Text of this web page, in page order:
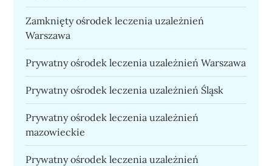
Zamknięty ośrodek leczenia uzależnień
Warszawa
Prywatny ośrodek leczenia uzależnień Warszawa
Prywatny ośrodek leczenia uzależnień Śląsk
Prywatny ośrodek leczenia uzależnień
mazowieckie
Prywatny ośrodek leczenia uzależnień